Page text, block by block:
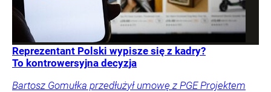
Reprezentant Polski wypisze się z kadry?
To kontrowersyjna decyzja
Bartosz Gomułka przedłużył umowę z PGE Projektem